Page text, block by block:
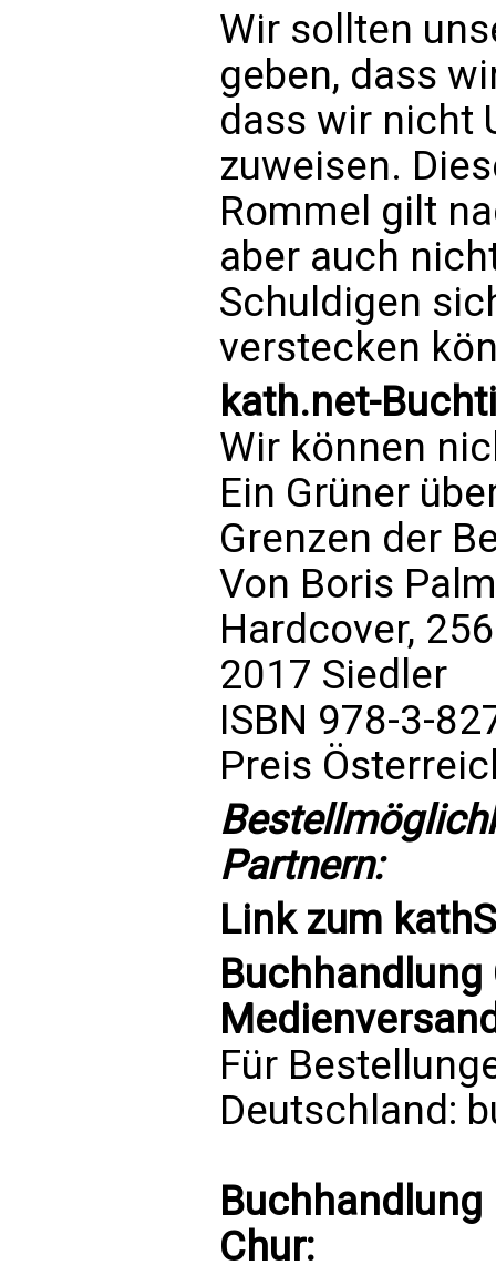
Wir sollten
geben, dass
dass wir nicht
zuweisen.
Rommel gilt
aber auch
Schuldigen
verstecken
kath.net-
Wir können
Ein Grüner
Grenzen der
Von Boris
Hardcover,
2017 Siedler
ISBN 978-3-
Preis
Partnern:
Link zum
Für
Deutschland:
Buchhandlung
Chur: